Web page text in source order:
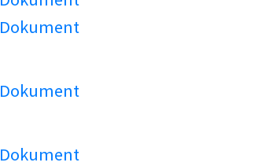
Dokument
Dokument
Dokument